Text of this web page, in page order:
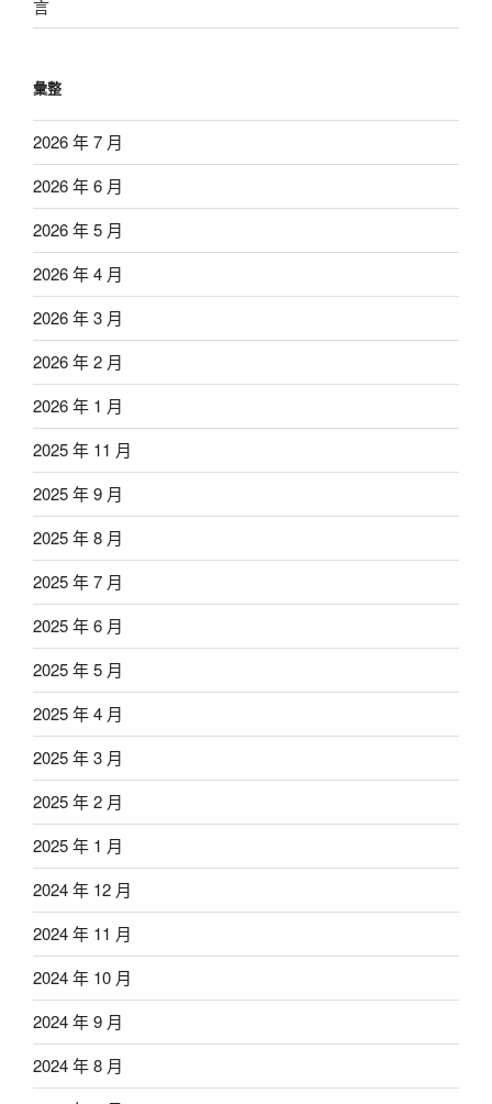
言
彙整
2026 年 7 月
2026 年 6 月
2026 年 5 月
2026 年 4 月
2026 年 3 月
2026 年 2 月
2026 年 1 月
2025 年 11 月
2025 年 9 月
2025 年 8 月
2025 年 7 月
2025 年 6 月
2025 年 5 月
2025 年 4 月
2025 年 3 月
2025 年 2 月
2025 年 1 月
2024 年 12 月
2024 年 11 月
2024 年 10 月
2024 年 9 月
2024 年 8 月